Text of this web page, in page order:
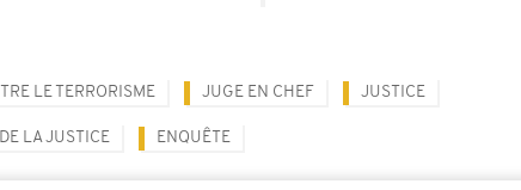
LE TERRORISME JUGE EN CHEF JUSTICE
LA JUSTICE ENQUÊTE